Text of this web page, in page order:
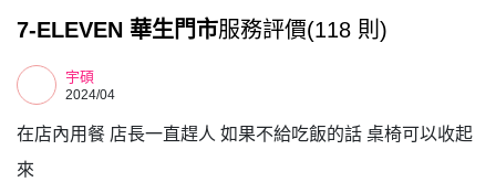
7-ELEVEN 華生門市服務評價(118 則)
宇碩
2024/04
在店內用餐 店長一直趕人 如果不給吃飯的話 桌椅可以收起
來